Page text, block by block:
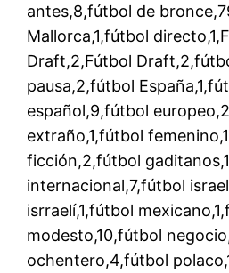
antes,8,fútbol de
Mallorca,1,fútbol
Draft,2,Fútbol
pausa,2,fútbol
español,9,fútbol
extraño,1,fútbol
ficción,2,fútbol
internacional,7,fútbol
isrraelí,1,fútbol
modesto,10,fútbol
ochentero,4,fútbol